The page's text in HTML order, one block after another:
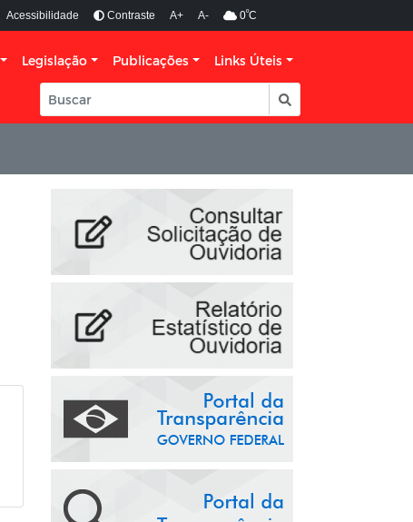
Acessibilidade Contraste A+ A- 0ºC
Legislação Publicações Links Úteis